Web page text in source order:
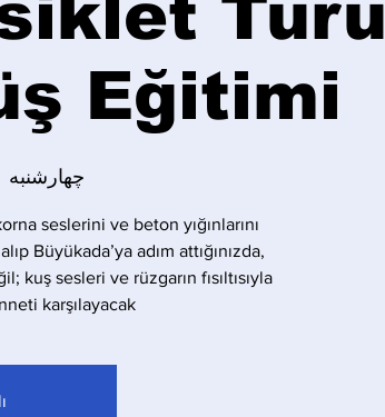
Turu
Eğitimi
چهارشنبه ۳۰ ثور
seslerini ve beton yığınlarını
Büyükada’ya adım attığınızda,
sesleri ve rüzgarın fısıltısıyla
karşılayacak.